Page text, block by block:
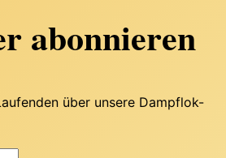
abonnieren
über unsere Dampflok-